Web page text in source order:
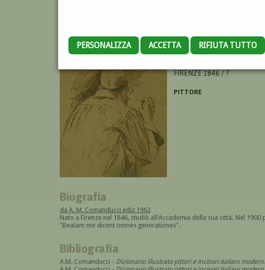
PERSONALIZZA ACCETTA RIFIUTA TUTTO
GIOVANNI GARINEI
FIRENZE 1846 / ?
PITTORE
Biografia
da A. M. Comanducci ediz 1962
Nato a Firenze nel 1846, studiò all'Accademia della sua città. Nel
"Beatam me dicent omnes generationes".
Bibliografia
A.M. Comanducci - Dizionario illustrato pittori e incisori italiani moderni